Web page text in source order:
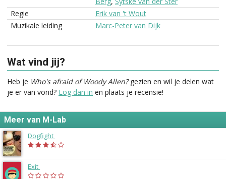
Regie
Erik van 't Wout
Muzikale leiding
Marc-Peter van Dijk
Wat vind jij?
Heb je Who's afraid of Woody Allen?gezien en wil je delen wat
je er van vond? Log dan in en plaats je recensie!
Meer van M-Lab
Dogfight
Exit